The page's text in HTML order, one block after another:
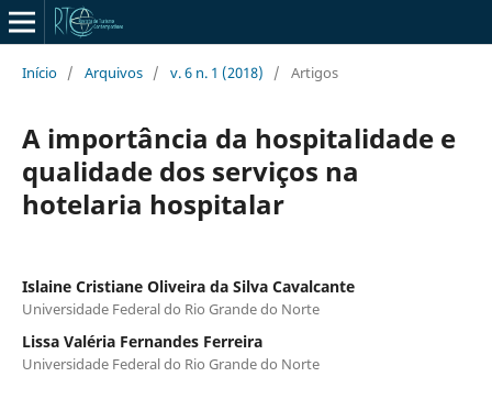
Início / Arquivos / v. 6 n. 1 (2018) / Artigos
A importância da hospitalidade e
qualidade dos serviços na
hotelaria hospitalar
Islaine Cristiane Oliveira da Silva Cavalcante
Universidade Federal do Rio Grande do Norte
Lissa Valéria Fernandes Ferreira
Universidade Federal do Rio Grande do Norte